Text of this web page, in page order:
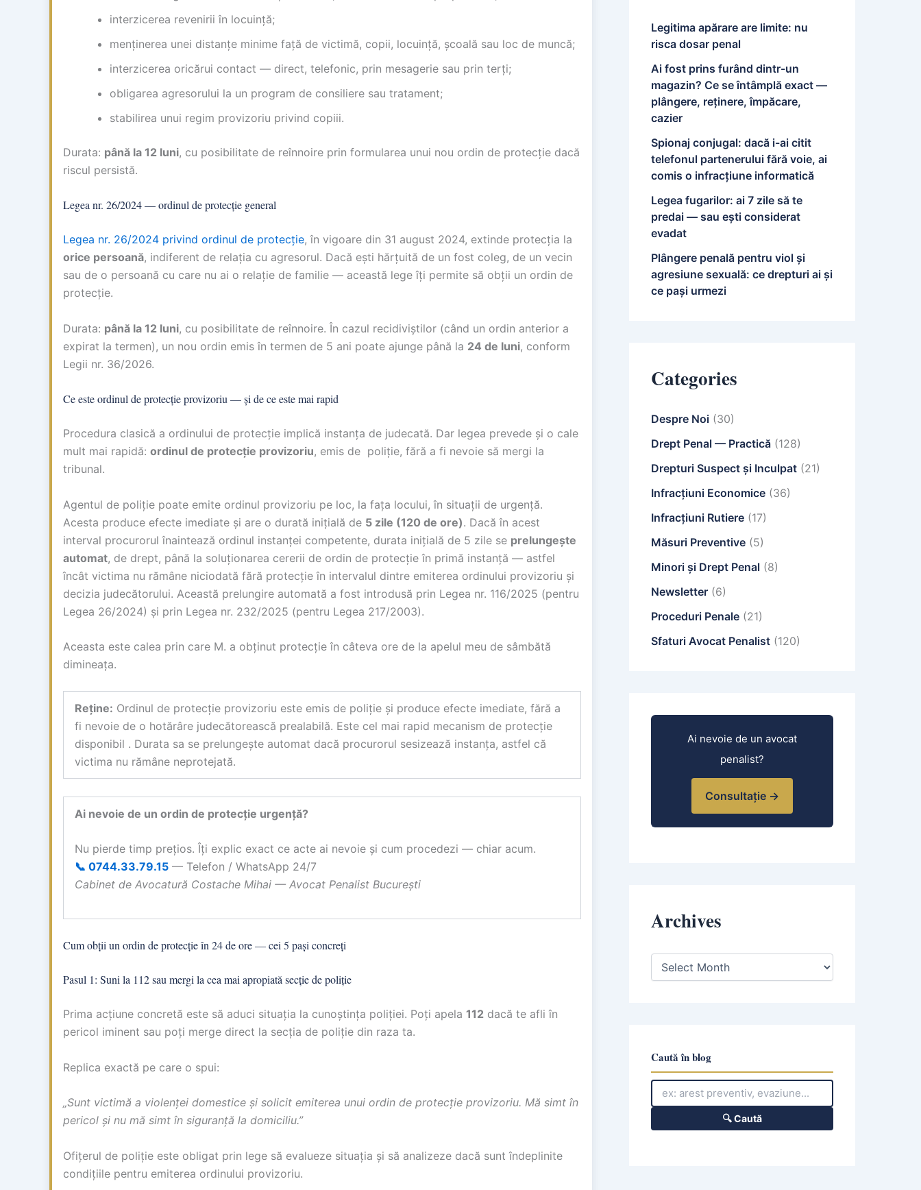
interzicerea revenirii în locuință;
menținerea unei distanțe minime față de victimă, copii, locuință, școală sau loc de muncă;
interzicerea oricărui contact — direct, telefonic, prin mesagerie sau prin terți;
obligarea agresorului la un program de consiliere sau tratament;
stabilirea unui regim provizoriu privind copiii.
Durata: până la 12 luni, cu posibilitate de reînnoire prin formularea unui nou ordin de protecție dacă
riscul persistă.
Legea nr. 26/2024 — ordinul de protecție general
Legea nr. 26/2024 privind ordinul de protecție, în vigoare din 31 august 2024, extinde protecția la
orice persoană, indiferent de relația cu agresorul. Dacă ești hărțuită de un fost coleg, de un vecin
sau de o persoană cu care nu ai o relație de familie — această lege îți permite să obții un ordin de
protecție.
Durata: până la 12 luni, cu posibilitate de reînnoire. În cazul recidiviștilor (când un ordin anterior a
expirat la termen), un nou ordin emis în termen de 5 ani poate ajunge până la 24 de luni, conform
Legii nr. 36/2026.
Ce este ordinul de protecție provizoriu — și de ce este mai rapid
Procedura clasică a ordinului de protecție implică instanța de judecată. Dar legea prevede și o cale
mult mai rapidă: ordinul de protecție provizoriu, emis de poliție, fără a fi nevoie să mergi la
tribunal.
Agentul de poliție poate emite ordinul provizoriu pe loc, la fața locului, în situații de urgență.
Acesta produce efecte imediate și are o durată inițială de 5 zile (120 de ore). Dacă în acest
interval procurorul înaintează ordinul instanței competente, durata inițială de 5 zile se prelungește
automat, de drept, până la soluționarea cererii de ordin de protecție în primă instanță — astfel
încât victima nu rămâne niciodată fără protecție în intervalul dintre emiterea ordinului provizoriu și
decizia judecătorului. Această prelungire automată a fost introdusă prin Legea nr. 116/2025 (pentru
Legea 26/2024) și prin Legea nr. 232/2025 (pentru Legea 217/2003).
Aceasta este calea prin care M. a obținut protecție în câteva ore de la apelul meu de sâmbătă
dimineața.
Reține: Ordinul de protecție provizoriu este emis de poliție și produce efecte imediate, fără a
fi nevoie de o hotărâre judecătorească prealabilă. Este cel mai rapid mecanism de protecție
disponibil . Durata sa se prelungește automat dacă procurorul sesizează instanța, astfel că
victima nu rămâne neprotejată.
Ai nevoie de un ordin de protecție urgență?
Nu pierde timp prețios. Îți explic exact ce acte ai nevoie și cum procedezi — chiar acum.
📞 0744.33.79.15 — Telefon / WhatsApp 24/7
Cabinet de Avocatură Costache Mihai — Avocat Penalist București
Cum obții un ordin de protecție în 24 de ore — cei 5 pași concreți
Pasul 1: Suni la 112 sau mergi la cea mai apropiată secție de poliție
Prima acțiune concretă este să aduci situația la cunoștința poliției. Poți apela 112 dacă te afli în
pericol iminent sau poți merge direct la secția de poliție din raza ta.
Replica exactă pe care o spui:
„Sunt victimă a violenței domestice și solicit emiterea unui ordin de protecție provizoriu. Mă simt în
pericol și nu mă simt în siguranță la domiciliu.”
Ofițerul de poliție este obligat prin lege să evalueze situația și să analizeze dacă sunt îndeplinite
condițiile pentru emiterea ordinului provizoriu.
Legitima apărare are limite: nu
risca dosar penal
Ai fost prins furând dintr-un
magazin? Ce se întâmplă exact —
plângere, reținere, împăcare,
cazier
Spionaj conjugal: dacă i-ai citit
telefonul partenerului fără voie, ai
comis o infracțiune informatică
Legea fugarilor: ai 7 zile să te
predai — sau ești considerat
evadat
Plângere penală pentru viol și
agresiune sexuală: ce drepturi ai și
ce pași urmezi
Categories
Despre Noi (30)
Drept Penal — Practică (128)
Drepturi Suspect și Inculpat (21)
Infracțiuni Economice (36)
Infracțiuni Rutiere (17)
Măsuri Preventive (5)
Minori și Drept Penal (8)
Newsletter (6)
Proceduri Penale (21)
Sfaturi Avocat Penalist (120)
Ai nevoie de un avocat
penalist?
Consultație →
Archives
A
s
Caută în blog
🔍 Caută